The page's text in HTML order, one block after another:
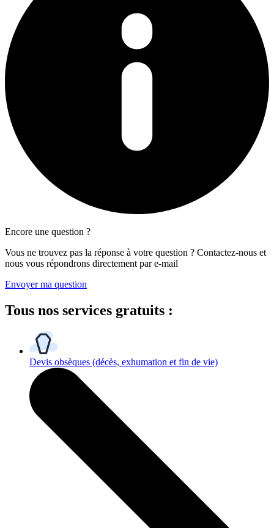
Encore une question ?
Vous ne trouvez pas la réponse à votre question ? Contactez-nous et
nous vous répondrons directement par e-mail
Envoyer ma question
Tous nos services gratuits :
Devis obsèques (décès, exhumation et fin de vie)